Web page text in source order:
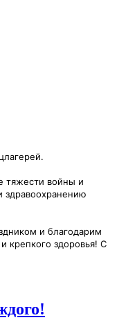
тяжести войны и
здравоохранению
и благодарим
крепкого здоровья! С